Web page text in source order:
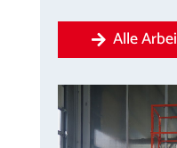
Alle